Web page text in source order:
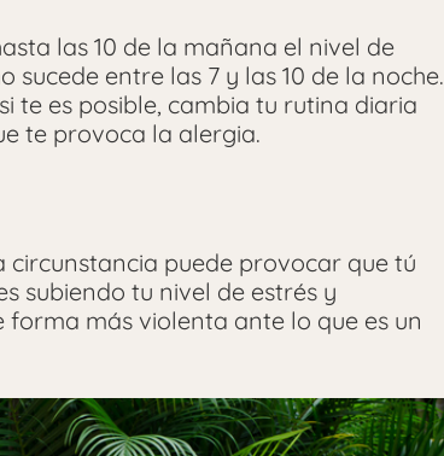
las 10 de la mañana el nivel de
entre las 7 y las 10 de la noche.
te es posible, cambia tu rutina diaria
te provoca la alergia.
puede provocar que tú
subiendo tu nivel de estrés y
más violenta ante lo que es un